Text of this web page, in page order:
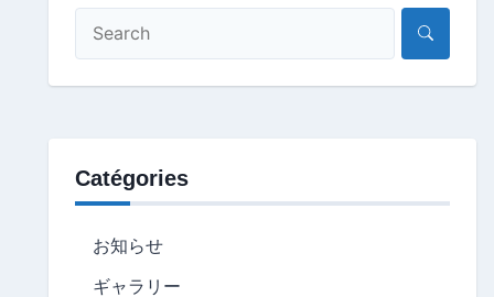
Catégories
お知らせ
ギャラリー